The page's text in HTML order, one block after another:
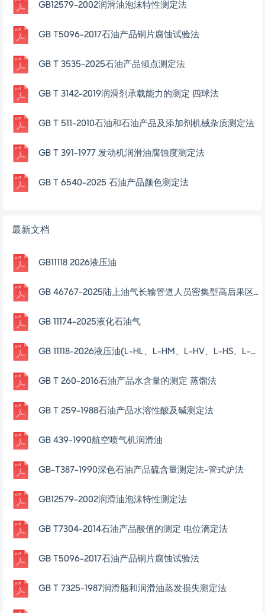
GB12579-2002润滑油泡沫特性测定法
GB T5096-2017石油产品铜片腐蚀试验法
GB T 3535-2025石油产品倾点测定法
GB T 3142-2019润滑剂承载能力的测定 四球法
GB T 511-2010石油和石油产品及添加剂机械杂质测定法
GB T 391-1977 发动机润滑油腐蚀度测定法
GB T 6540-2025 石油产品颜色测定法
最新文档
GB11118 2026液压油
GB 46767-2025陆上油气长输管道人员密集型高后果区辨识与管理
GB 11174-2025液化石油气
GB 11118-2026液压油(L-HL、L-HM、L-HV、L-HS、L-HG)
GB T 260-2016石油产品水含量的测定 蒸馏法
GB T 259-1988石油产品水溶性酸及碱测定法
GB 439-1990航空喷气机润滑油
GB-T387-1990深色石油产品硫含量测定法-管式炉法
GB12579-2002润滑油泡沫特性测定法
GB T7304-2014石油产品酸值的测定 电位滴定法
GB T5096-2017石油产品铜片腐蚀试验法
GB T 7325-1987润滑脂和润滑油蒸发损失测定法